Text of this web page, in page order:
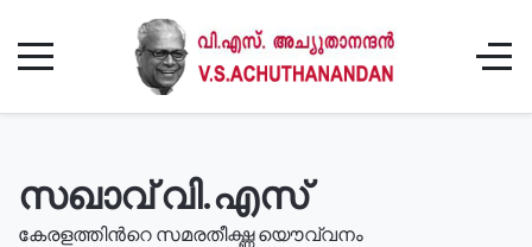
സഖാവ് വി.എസ്
കേരളത്തിൻറെ സമരതീക്ഷ്ണ യൌവ്വനം